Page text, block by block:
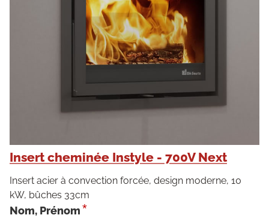
Insert cheminée Instyle - 700V Next
Insert acier à convection forcée, design moderne, 10
kW, bûches 33cm
Nom, Prénom*